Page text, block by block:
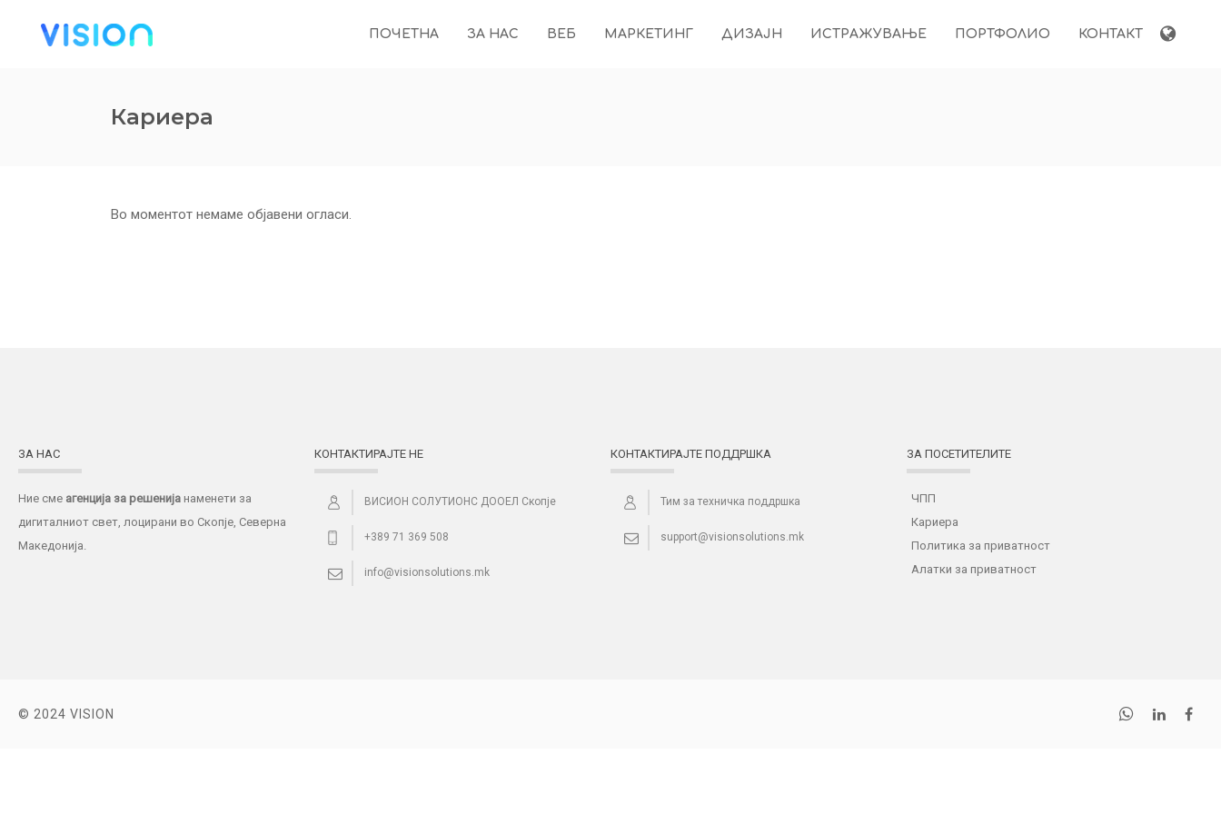
ПОЧЕТНА ЗА НАС ВЕБ МАРКЕТИНГ ДИЗАЈН ИСТРАЖУВАЊЕ ПОРТФОЛИО КОНТАКТ
Кариера
Во моментот немаме објавени огласи.
ЗА НАС
Ние сме агенција за решенија наменети за
дигиталниот свет, лоцирани во Скопје, Северна
Македонија.
КОНТАКТИРАЈТЕ НЕ
ВИСИОН СОЛУТИОНС ДООЕЛ Скопје
+389 71 369 508
info@visionsolutions.mk
КОНТАКТИРАЈТЕ ПОДДРШКА
Тим за техничка поддршка
support@visionsolutions.mk
ЗА ПОСЕТИТЕЛИТЕ
ЧПП
Кариера
Политика за приватност
Алатки за приватност
© 2024 VISION